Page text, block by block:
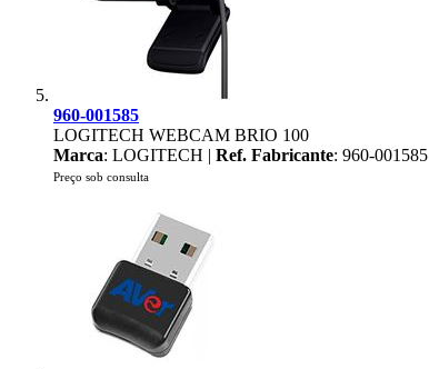
960-001585
LOGITECH WEBCAM BRIO 100
Marca: LOGITECH | Ref. Fabricante: 960-001585
Preço sob consulta